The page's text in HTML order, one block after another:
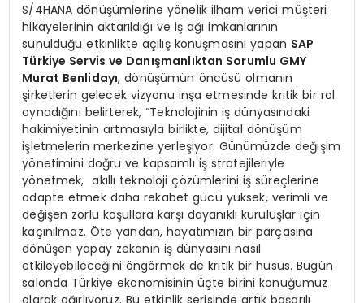
S/4HANA dönüşümlerine yönelik ilham verici müşteri
hikayelerinin aktarıldığı ve iş ağı imkanlarının
sunulduğu etkinlikte açılış konuşmasını yapan SAP
Türkiye Servis ve Danışmanlıktan Sorumlu GMY
Murat Benlidayı, dönüşümün öncüsü olmanın
şirketlerin gelecek vizyonu inşa etmesinde kritik bir rol
oynadığını belirterek, “Teknolojinin iş dünyasındaki
hakimiyetinin artmasıyla birlikte, dijital dönüşüm
işletmelerin merkezine yerleşiyor. Günümüzde değişim
yönetimini doğru ve kapsamlı iş stratejileriyle
yönetmek, akıllı teknoloji çözümlerini iş süreçlerine
adapte etmek daha rekabet gücü yüksek, verimli ve
değişen zorlu koşullara karşı dayanıklı kuruluşlar için
kaçınılmaz. Öte yandan, hayatımızın bir parçasına
dönüşen yapay zekanın iş dünyasını nasıl
etkileyebileceğini öngörmek de kritik bir husus. Bugün
salonda Türkiye ekonomisinin üçte birini konuğumuz
olarak ağırlıyoruz. Bu etkinlik serisinde artık başarılı